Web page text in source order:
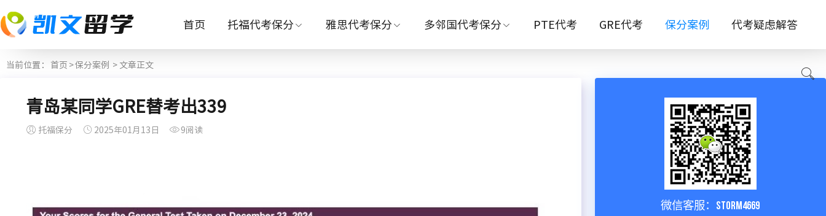
首页 托福代考保分 雅思代考保分 多邻国代考保分 PTE代考 GRE代考 保分案例 代考疑虑解答
当前位置： 首页 >保分案例 > 文章正文
青岛某同学GRE替考出339
托福保分 2025年01月13日 9阅读
微信客服：storm4669